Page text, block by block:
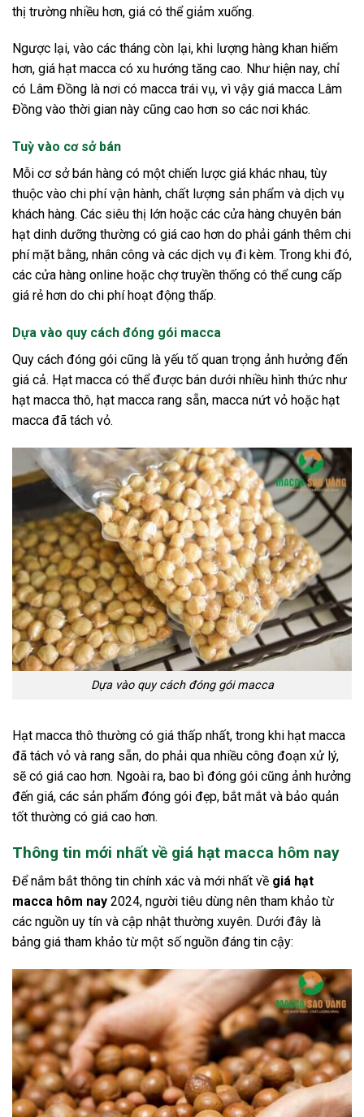
thị trường nhiều hơn, giá có thể giảm xuống.
Ngược lại, vào các tháng còn lại, khi lượng hàng khan hiếm
hơn, giá hạt macca có xu hướng tăng cao. Như hiện nay, chỉ
có Lâm Đồng là nơi có macca trái vụ, vì vậy giá macca Lâm
Đồng vào thời gian này cũng cao hơn so các nơi khác.
Tuỳ vào cơ sở bán
Mỗi cơ sở bán hàng có một chiến lược giá khác nhau, tùy
thuộc vào chi phí vận hành, chất lượng sản phẩm và dịch vụ
khách hàng. Các siêu thị lớn hoặc các cửa hàng chuyên bán
hạt dinh dưỡng thường có giá cao hơn do phải gánh thêm chi
phí mặt bằng, nhân công và các dịch vụ đi kèm. Trong khi đó,
các cửa hàng online hoặc chợ truyền thống có thể cung cấp
giá rẻ hơn do chi phí hoạt động thấp.
Dựa vào quy cách đóng gói macca
Quy cách đóng gói cũng là yếu tố quan trọng ảnh hưởng đến
giá cả. Hạt macca có thể được bán dưới nhiều hình thức như
hạt macca thô, hạt macca rang sẵn, macca nứt vỏ hoặc hạt
macca đã tách vỏ.
Dựa vào quy cách đóng gói macca
Hạt macca thô thường có giá thấp nhất, trong khi hạt macca
đã tách vỏ và rang sẵn, do phải qua nhiều công đoạn xử lý,
sẽ có giá cao hơn. Ngoài ra, bao bì đóng gói cũng ảnh hưởng
đến giá, các sản phẩm đóng gói đẹp, bắt mắt và bảo quản
tốt thường có giá cao hơn.
Thông tin mới nhất về giá hạt macca hôm nay
Để nắm bắt thông tin chính xác và mới nhất về giá hạt
macca hôm nay 2024, người tiêu dùng nên tham khảo từ
các nguồn uy tín và cập nhật thường xuyên. Dưới đây là
bảng giá tham khảo từ một số nguồn đáng tin cậy: